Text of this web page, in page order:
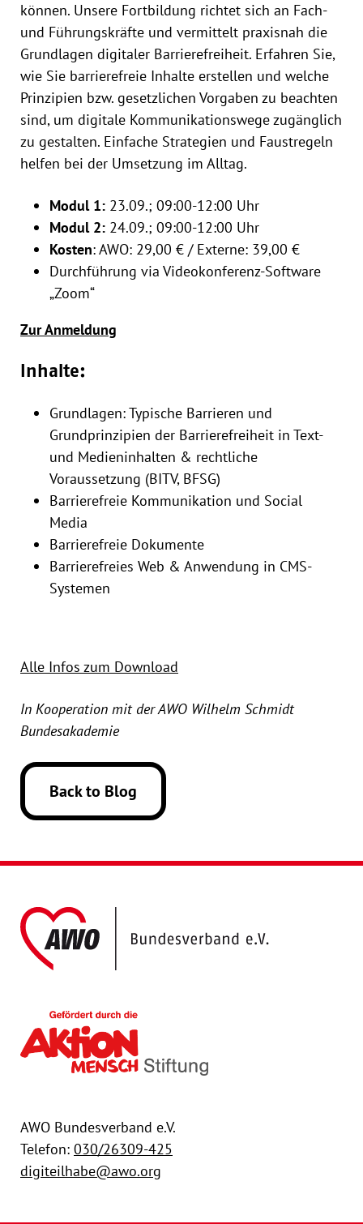
können. Unsere Fortbildung richtet sich an Fach-
und Führungskräfte und vermittelt praxisnah die
Grundlagen digitaler Barrierefreiheit. Erfahren Sie,
wie Sie barrierefreie Inhalte erstellen und welche
Prinzipien bzw. gesetzlichen Vorgaben zu beachten
sind, um digitale Kommunikationswege zugänglich
zu gestalten. Einfache Strategien und Faustregeln
helfen bei der Umsetzung im Alltag.
Modul 1: 23.09.; 09:00-12:00 Uhr
Modul 2: 24.09.; 09:00-12:00 Uhr
Kosten: AWO: 29,00 € / Externe: 39,00 €
Durchführung via Videokonferenz-Software
„Zoom“
Zur Anmeldung
Inhalte:
Grundlagen: Typische Barrieren und
Grundprinzipien der Barrierefreiheit in Text-
und Medieninhalten & rechtliche
Voraussetzung (BITV, BFSG)
Barrierefreie Kommunikation und Social
Media
Barrierefreie Dokumente
Barrierefreies Web & Anwendung in CMS-
Systemen
Alle Infos zum Download
In Kooperation mit der AWO Wilhelm Schmidt
Bundesakademie
Back to Blog
AWO Bundesverband e.V.
Telefon: 030/26309-425
digiteilhabe@awo.org